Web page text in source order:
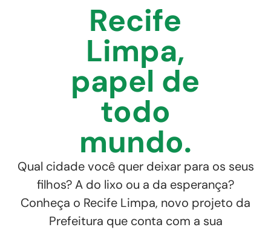
Recife
Limpa,
papel de
todo
mundo.
Qual cidade você quer deixar para os seus
filhos? A do lixo ou a da esperança?
Conheça o Recife Limpa, novo projeto da
Prefeitura que conta com a sua